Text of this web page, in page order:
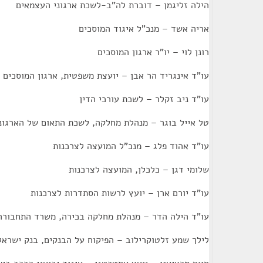
הילה זליגמן – דוברת לה"ב-לשכת ארגוני העצמאים
אריה אשד – מנכ"ל איגוד המוסכים
רונן לוי – יו"ר ארגון המוסכים
עו"ד אינגריד הר אבן – יועצת משפטית, ארגון המוסכים
עו"ד ניב זקלר – לשכת עורכי הדין
טל אייל בוגר – מנהלת מחלקה, לשכת התאום של
עו"ד אהוד פלג – מנכ"ל המועצה לצרכנות
שלומי דגן – כלכלן, המועצה לצרכנות
עו"ד יורם ארן – יועץ לרשות הסתדרות לצרכנות
עו"ד הילה הדר – מנהלת מחלקה בכירה, משרד
לילך שמע זלטוקרילוב – הפיקוח על הבנקים, בנק